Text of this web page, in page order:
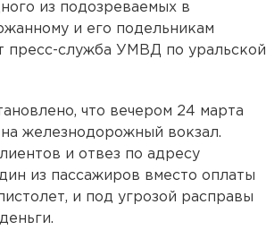
из подозреваемых в
и его подельникам
пресс-служба УМВД по уральской
что вечером 24 марта
железнодорожный вокзал.
и отвез по адресу
из пассажиров вместо оплаты
и под угрозой расправы